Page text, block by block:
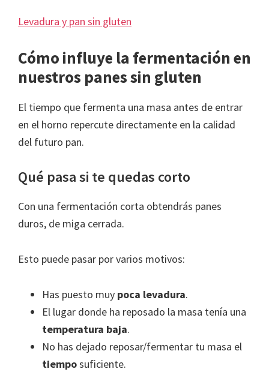
Levadura y pan sin gluten
Cómo influye la fermentación en
nuestros panes sin gluten
El tiempo que fermenta una masa antes de entrar
en el horno repercute directamente en la calidad
del futuro pan.
Qué pasa si te quedas corto
Con una fermentación corta obtendrás panes
duros, de miga cerrada.
Esto puede pasar por varios motivos:
Has puesto muy poca levadura.
El lugar donde ha reposado la masa tenía una
temperatura baja.
No has dejado reposar/fermentar tu masa el
tiemposuficiente.